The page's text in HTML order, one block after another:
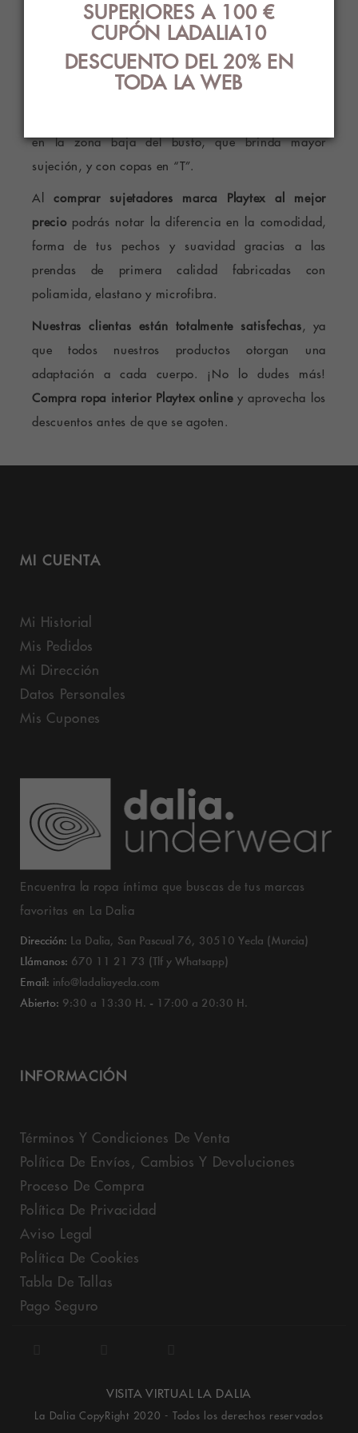
moldean la zona con los tirantes que cumplen la
función de los aros, ya que van hasta la parte
inferior del pecho. Si lo prefieres, puedes elegir el
con aros Playtex¸ con encaje floral y que
en la zona baja del busto, que brinda mayor
sujeción, y con copas en “T”.
Alcomprar sujetadores marca Playtex al mejor
preciopodrás notar la diferencia en la comodidad,
forma de tus pechos y suavidad gracias a las
prendas de primera calidad fabricadas con
poliamida, elastano y microfibra.
Nuestras clientas están totalmente satisfechas, ya
que todos nuestros productos otorgan una
adaptación a cada cuerpo. ¡No lo dudes más!
Compra ropa interior Playtex onliney aprovecha los
descuentos antes de que se agoten.
MI CUENTA
Mi Historial
Mis Pedidos
Mi Dirección
Datos Personales
Mis Cupones
Encuentra la ropa íntima que buscas de tus marcas
favoritas en La Dalia
Dirección: La Dalia, San Pascual 76, 30510 Yecla (Murcia)
Llámanos: 670 11 21 73 (Tlf y Whatsapp)
Email: info@ladaliayecla.com
Abierto: 9:30 a 13:30 H. - 17:00 a 20:30 H.
INFORMACIÓN
Términos Y Condiciones De Venta
Política De Envíos, Cambios Y Devoluciones
Proceso De Compra
Política De Privacidad
Aviso Legal
Política De Cookies
Tabla De Tallas
Pago Seguro
VISITA VIRTUAL LA DALIA
La Dalia CopyRight 2020 - Todos los derechos reservados
SUPERIORES A 100 €
CUPÓN LADALIA10
DESCUENTO DEL 20% EN
TODA LA WEB